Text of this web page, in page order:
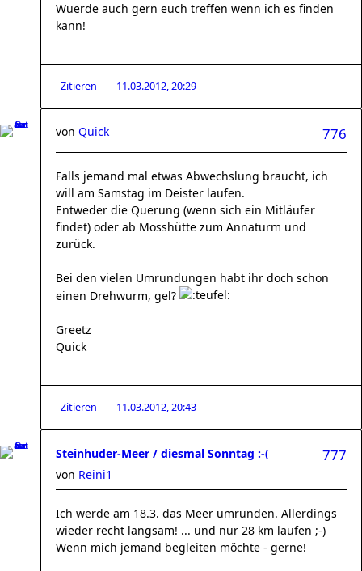
Wuerde auch gern euch treffen wenn ich es finden
kann!
Zitieren 11.03.2012, 20:29
776
von Quick
Falls jemand mal etwas Abwechslung braucht, ich
will am Samstag im Deister laufen.
Entweder die Querung (wenn sich ein Mitläufer
findet) oder ab Mosshütte zum Annaturm und
zurück.
Bei den vielen Umrundungen habt ihr doch schon
einen Drehwurm, gel?
Greetz
Quick
Zitieren 11.03.2012, 20:43
Steinhuder-Meer / diesmal Sonntag :-( 777
von Reini1
Ich werde am 18.3. das Meer umrunden. Allerdings
wieder recht langsam! ... und nur 28 km laufen ;-)
Wenn mich jemand begleiten möchte - gerne!